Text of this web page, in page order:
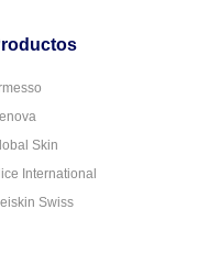
Skin
International
Swiss